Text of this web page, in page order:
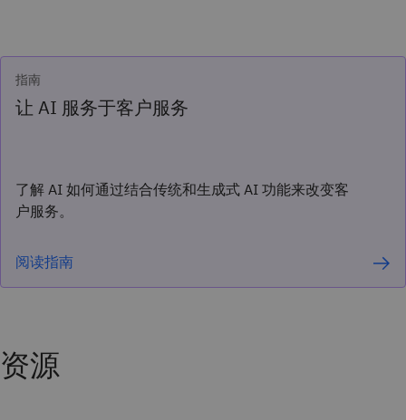
指南
让 AI 服务于客户服务
了解 AI 如何通过结合传统和生成式 AI 功能来改变客
户服务。
阅读指南
资源